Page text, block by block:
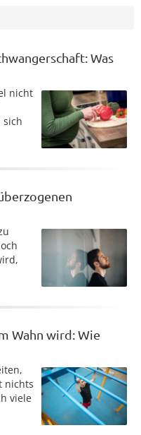
Was
nicht
sich
Wahn wird: Wie
nichts
viele